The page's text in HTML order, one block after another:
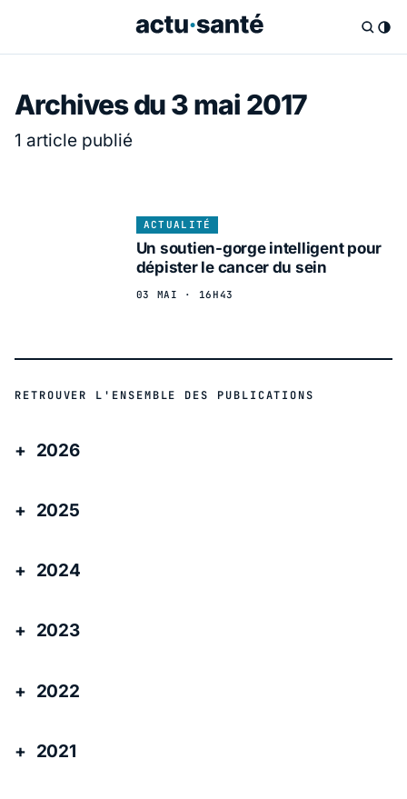
Archives du 3 mai 2017
1 article publié
ACTUALITÉ
Un soutien-gorge intelligent pour
dépister le cancer du sein
03 MAI · 16H43
RETROUVER L'ENSEMBLE DES PUBLICATIONS
2026
2025
2024
2023
2022
2021